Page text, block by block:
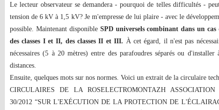
Le lecteur observateur se demandera - pourquoi de telles difficultés -
tension de 6 kV à 1,5 kV? Je m'empresse de lui plaire - avec le
possible. Maintenant disponible SPD universels combinant dans un
des classes I et II, des classes II et III. À cet égard, il n'est pas
nécessaires (5 à 20 mètres) entre des parafoudres séparés ou
distances.
Ensuite, quelques mots sur nos normes. Voici un extrait de la circulaire
CIRCULAIRES DE LA ROSELECTROMONTAZH
30/2012 “SUR L'EXÉCUTION DE LA PROTECTION DE